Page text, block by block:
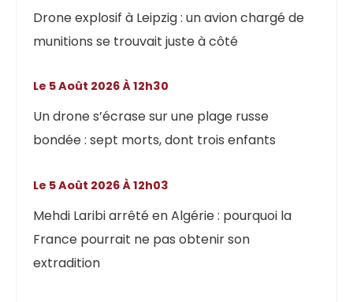
Drone explosif à Leipzig : un avion chargé de
munitions se trouvait juste à côté
Un drone s’écrase sur une plage russe
bondée : sept morts, dont trois enfants
Le 5 Août 2026 À 12h30
Mehdi Laribi arrêté en Algérie : pourquoi la
France pourrait ne pas obtenir son
extradition
Le 5 Août 2026 À 12h03